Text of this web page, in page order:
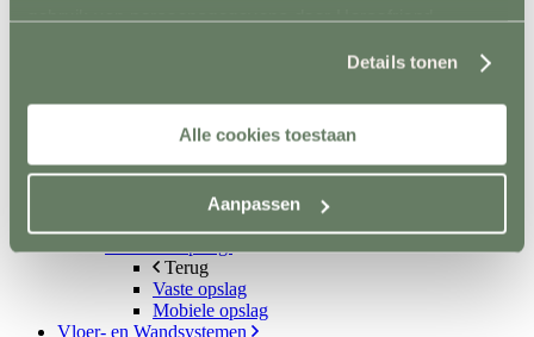
gebruik van persoonsgegevens door Horsefriend
Details tonen
Alle cookies toestaan
Aanpassen
Terug
Kegels
Staanders
Terug
Vaste opslag
Mobiele opslag
Vloer- en Wandsystemen